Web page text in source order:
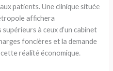
patients. Une clinique située
affichera
à ceux d’un cabinet
foncières et la demande
réalité économique.